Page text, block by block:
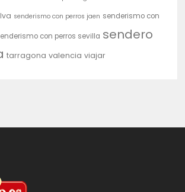
senderismo con perros jaen senderismo con
con perros sevilla sendero
tarragona valencia viajar